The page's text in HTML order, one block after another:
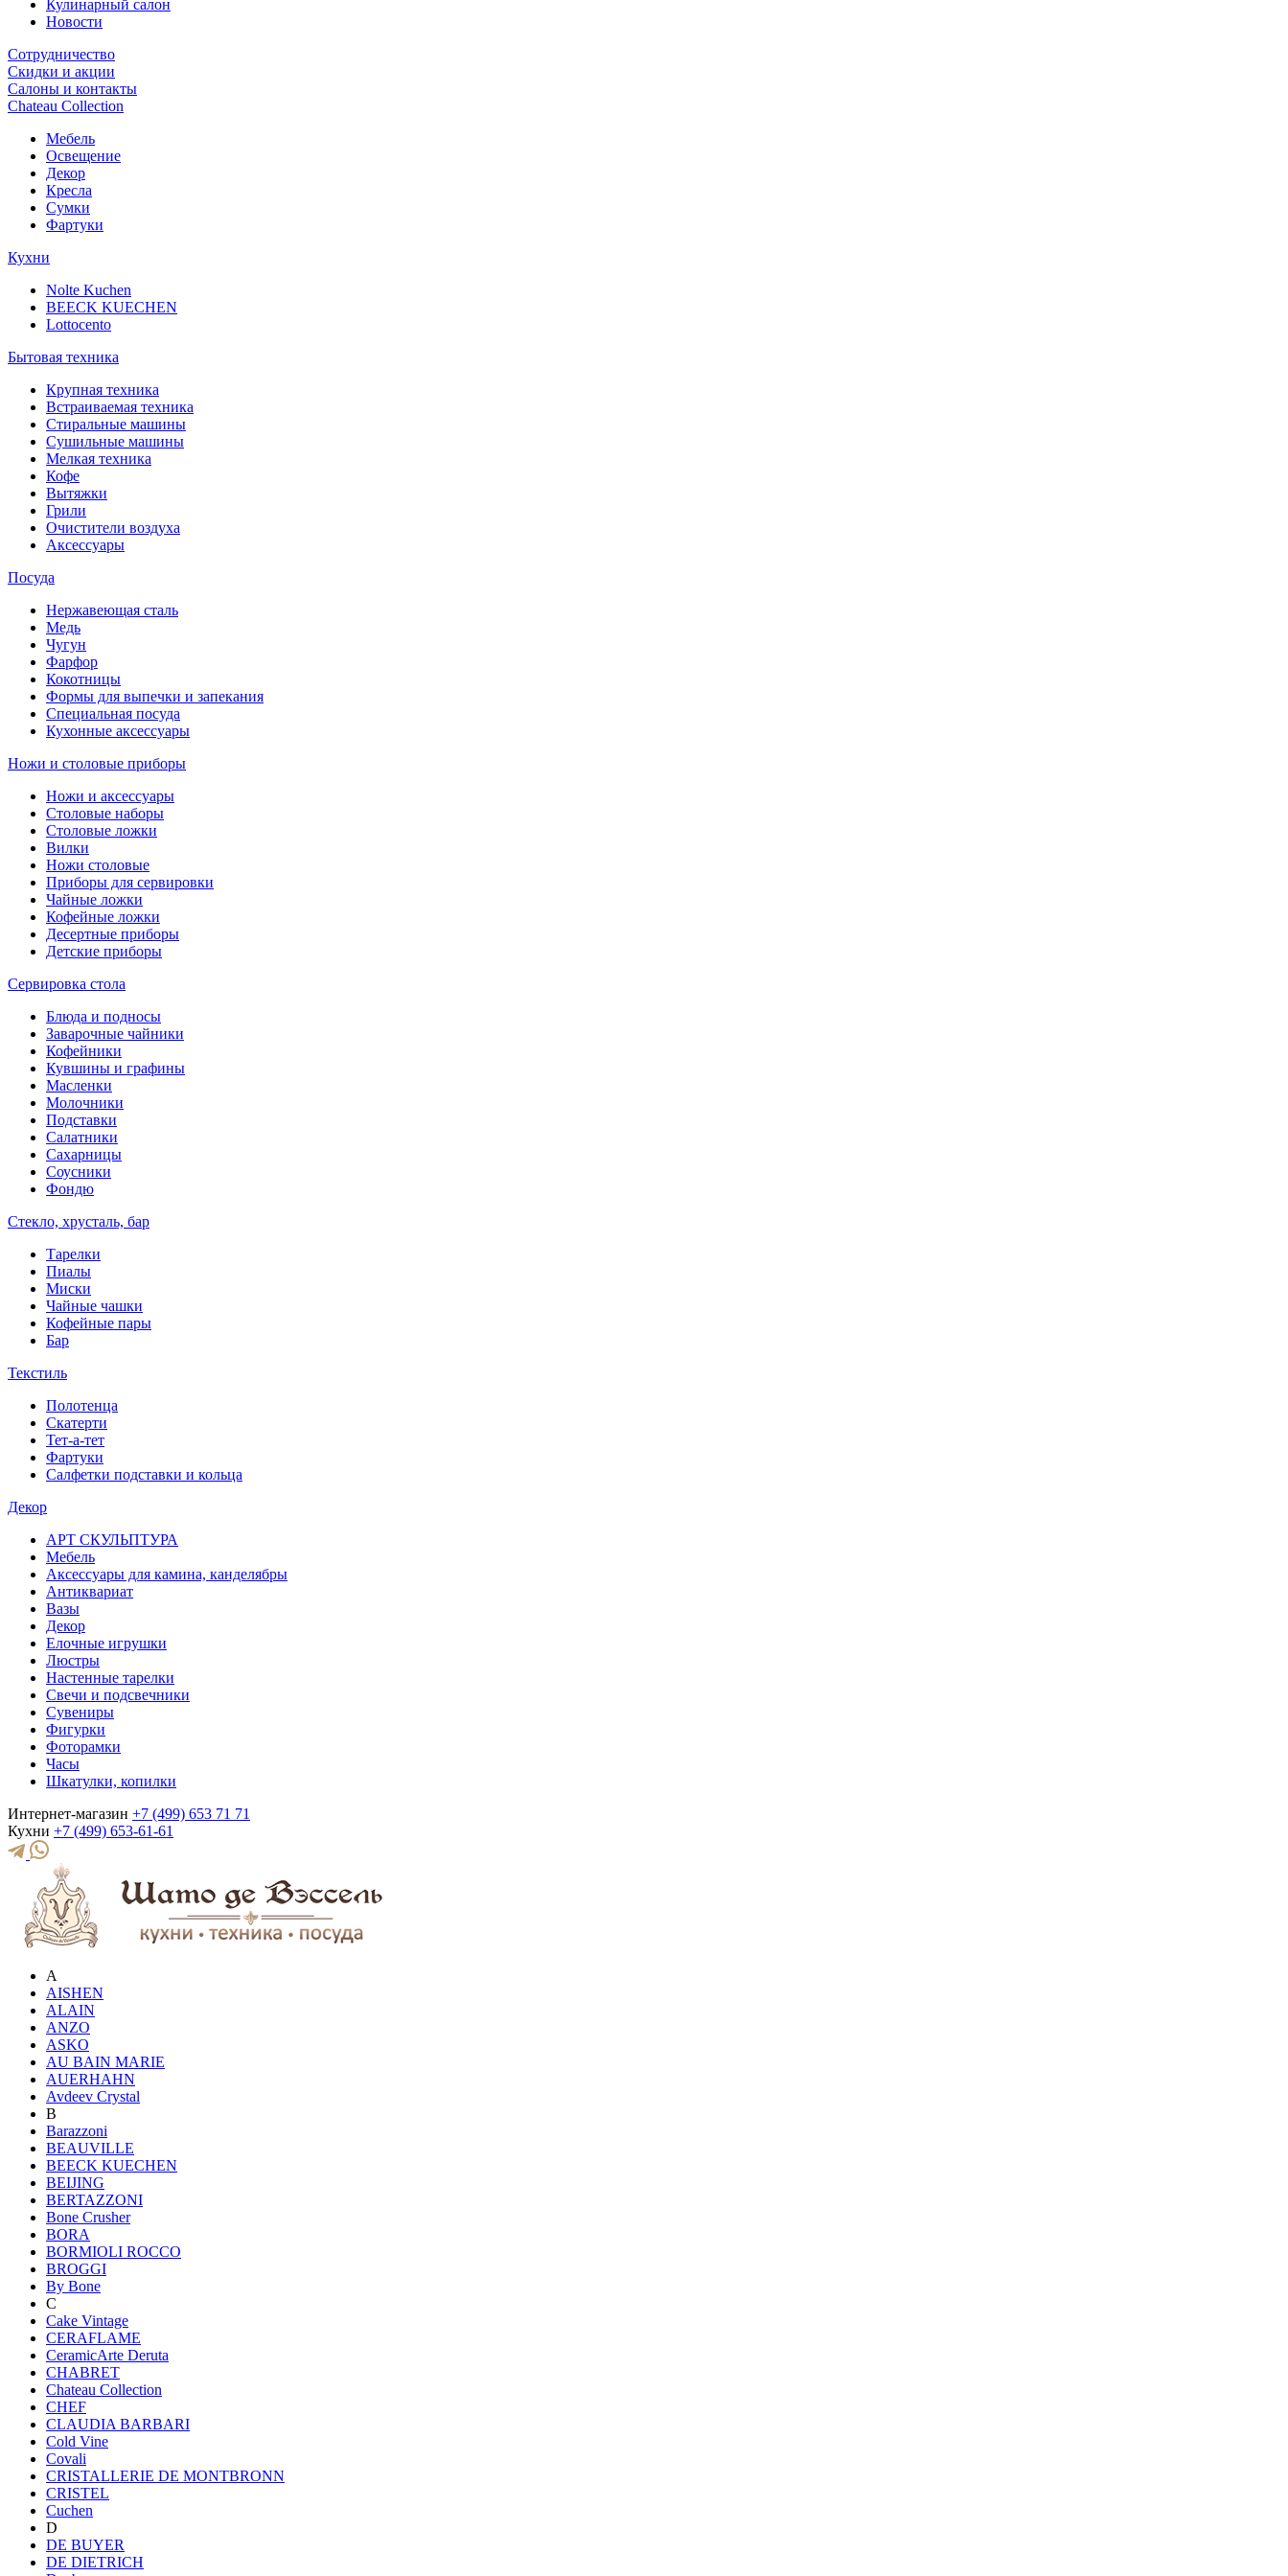
Кулинарный салон
Новости
Сотрудничество
Скидки и акции
Салоны и контакты
Chateau Collection
Мебель
Освещение
Декор
Кресла
Сумки
Фартуки
Кухни
Nolte Kuchen
BEECK KUECHEN
Lottocento
Бытовая техника
Крупная техника
Встраиваемая техника
Стиральные машины
Сушильные машины
Мелкая техника
Кофе
Вытяжки
Грили
Очистители воздуха
Аксессуары
Посуда
Нержавеющая сталь
Медь
Чугун
Фарфор
Кокотницы
Формы для выпечки и запекания
Специальная посуда
Кухонные аксессуары
Ножи и столовые приборы
Ножи и аксессуары
Столовые наборы
Столовые ложки
Вилки
Ножи столовые
Приборы для сервировки
Чайные ложки
Кофейные ложки
Десертные приборы
Детские приборы
Сервировка стола
Блюда и подносы
Заварочные чайники
Кофейники
Кувшины и графины
Масленки
Молочники
Подставки
Салатники
Сахарницы
Соусники
Фондю
Стекло, хрусталь, бар
Тарелки
Пиалы
Миски
Чайные чашки
Кофейные пары
Бар
Текстиль
Полотенца
Скатерти
Тет-а-тет
Фартуки
Салфетки подставки и кольца
Декор
АРТ СКУЛЬПТУРА
Мебель
Аксессуары для камина, канделябры
Антиквариат
Вазы
Декор
Елочные игрушки
Люстры
Настенные тарелки
Свечи и подсвечники
Сувениры
Фигурки
Фоторамки
Часы
Шкатулки, копилки
Интернет-магазин +7 (499) 653 71 71
Кухни +7 (499) 653-61-61
A
AISHEN
ALAIN
ANZO
ASKO
AU BAIN MARIE
AUERHAHN
Avdeev Crystal
B
Barazzoni
BEAUVILLE
BEECK KUECHEN
BEIJING
BERTAZZONI
Bone Crusher
BORA
BORMIOLI ROCCO
BROGGI
By Bone
C
Cake Vintage
CERAFLAME
CeramicArte Deruta
CHABRET
Chateau Collection
CHEF
CLAUDIA BARBARI
Cold Vine
Covali
CRISTALLERIE DE MONTBRONN
CRISTEL
Cuchen
D
DE BUYER
DE DIETRICH